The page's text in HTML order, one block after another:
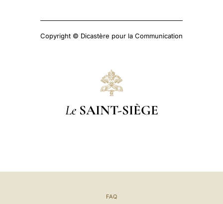
Copyright © Dicastère pour la Communication
Le SAINT-SIÈGE
FAQ